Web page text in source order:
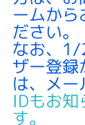
ームから
ださい。
なお、1/
ザー登録
は、メー
IDもお知
す。